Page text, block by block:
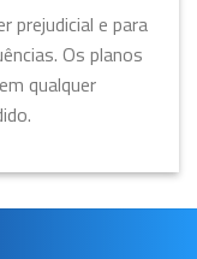
prejudicial e para
Os planos
qualquer